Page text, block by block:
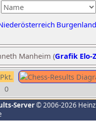
Burgenland
Manheim (Grafik Elo-
Pkt.
0
Server© 2006-2026